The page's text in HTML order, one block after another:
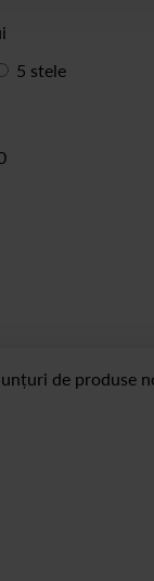
5 stele
de produse